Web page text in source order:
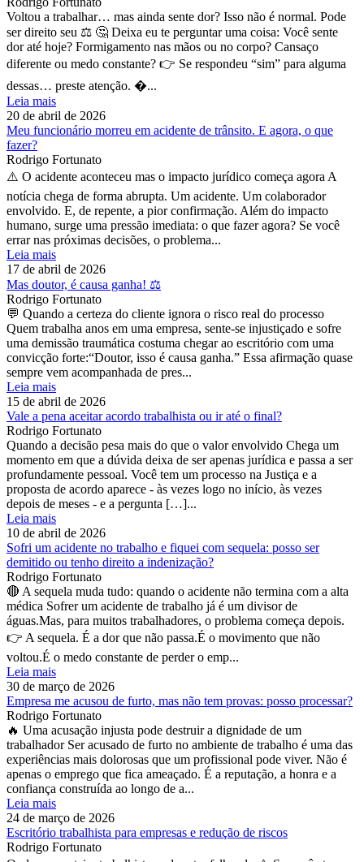
Voltou a trabalhar… mas ainda sente dor? Isso não é normal. Pode
ser direito seu ⚖️ 🤔 Deixa eu te perguntar uma coisa: Você sente
dor até hoje? Formigamento nas mãos ou no corpo? Cansaço
diferente ou medo constante? 👉 Se respondeu “sim” para alguma
dessas… preste atenção. �...
Leia mais
20 de abril de 2026
Meu funcionário morreu em acidente de trânsito. E agora, o que
fazer?
Rodrigo Fortunato
⚠️ O acidente aconteceu mas o impacto jurídico começa agora A
notícia chega de forma abrupta. Um acidente. Um colaborador
envolvido. E, de repente, a pior confirmação. Além do impacto
humano, surge uma pressão imediata: o que fazer agora? Se você
errar nas próximas decisões, o problema...
Leia mais
17 de abril de 2026
Mas doutor, é causa ganha! ⚖️
Rodrigo Fortunato
💬 Quando a certeza do cliente ignora o risco real do processo
Quem trabalha anos em uma empresa, sente-se injustiçado e sofre
uma demissão traumática costuma chegar ao escritório com uma
convicção forte:“Doutor, isso é causa ganha.” Essa afirmação quase
sempre vem acompanhada de pres...
Leia mais
15 de abril de 2026
Vale a pena aceitar acordo trabalhista ou ir até o final?
Rodrigo Fortunato
Quando a decisão pesa mais do que o valor envolvido Chega um
momento em que a dúvida deixa de ser apenas jurídica e passa a ser
profundamente pessoal. Você tem um processo na Justiça e a
proposta de acordo aparece - às vezes logo no início, às vezes
depois de meses - e a pergunta […]...
Leia mais
10 de abril de 2026
Sofri um acidente no trabalho e fiquei com sequela: posso ser
demitido ou tenho direito a indenização?
Rodrigo Fortunato
🔴 A sequela muda tudo: quando o acidente não termina com a alta
médica Sofrer um acidente de trabalho já é um divisor de
águas.Mas, para muitos trabalhadores, o problema começa depois.
👉 A sequela. É a dor que não passa.É o movimento que não
voltou.É o medo constante de perder o emp...
Leia mais
30 de março de 2026
Empresa me acusou de furto, mas não tem provas: posso processar?
Rodrigo Fortunato
🔥 Uma acusação injusta pode destruir a dignidade de um
trabalhador Ser acusado de furto no ambiente de trabalho é uma das
experiências mais dolorosas que um profissional pode viver. Não é
apenas o emprego que fica ameaçado. É a reputação, a honra e a
confiança construída ao longo de a...
Leia mais
24 de março de 2026
Escritório trabalhista para empresas e redução de riscos
Rodrigo Fortunato